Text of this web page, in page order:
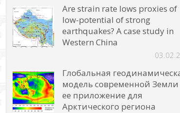
Are strain rate lows proxies of
low-potential of strong
earthquakes? A case study in
Western China
Глобальная
модель современной Земли
ее приложение для
Арктического региона